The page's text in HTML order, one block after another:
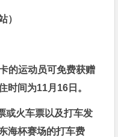
）
的运动员可免费获赠
时间为11月16日。
或火车票以及打车发
海杯赛场的打车费